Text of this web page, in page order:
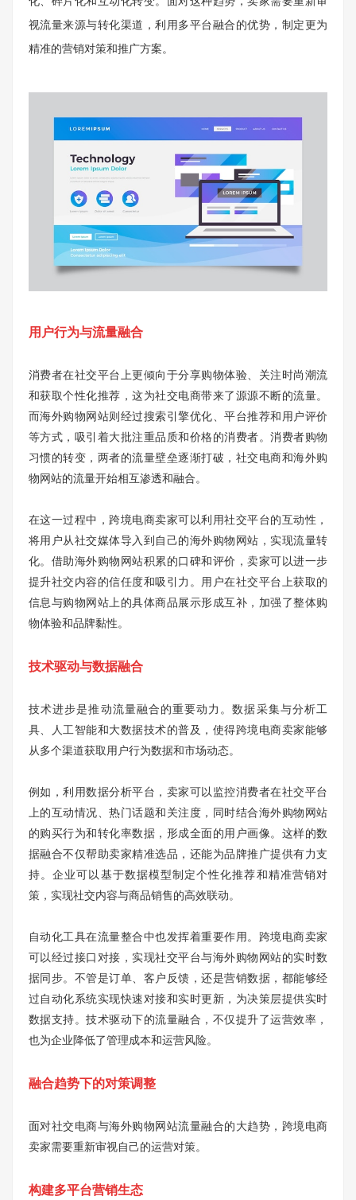
视流量来源与转化渠道，利用多平台融合的优势，制定更为
精准的营销对策和推广方案。
用户行为与流量融合
消费者在社交平台上更倾向于分享购物体验、关注时尚潮流
和获取个性化推荐，这为社交电商带来了源源不断的流量。
而海外购物网站则经过搜索引擎优化、平台推荐和用户评价
等方式，吸引着大批注重品质和价格的消费者。消费者购物
习惯的转变，两者的流量壁垒逐渐打破，社交电商和海外购
物网站的流量开始相互渗透和融合。
在这一过程中，跨境电商卖家可以利用社交平台的互动性，
将用户从社交媒体导入到自己的海外购物网站，实现流量转
化。借助海外购物网站积累的口碑和评价，卖家可以进一步
提升社交内容的信任度和吸引力。用户在社交平台上获取的
信息与购物网站上的具体商品展示形成互补，加强了整体购
物体验和品牌黏性。
技术驱动与数据融合
技术进步是推动流量融合的重要动力。数据采集与分析工
具、人工智能和大数据技术的普及，使得跨境电商卖家能够
从多个渠道获取用户行为数据和市场动态。
例如，利用数据分析平台，卖家可以监控消费者在社交平台
上的互动情况、热门话题和关注度，同时结合海外购物网站
的购买行为和转化率数据，形成全面的用户画像。这样的数
据融合不仅帮助卖家精准选品，还能为品牌推广提供有力支
持。企业可以基于数据模型制定个性化推荐和精准营销对
策，实现社交内容与商品销售的高效联动。
自动化工具在流量整合中也发挥着重要作用。跨境电商卖家
可以经过接口对接，实现社交平台与海外购物网站的实时数
据同步。不管是订单、客户反馈，还是营销数据，都能够经
过自动化系统实现快速对接和实时更新，为决策层提供实时
数据支持。技术驱动下的流量融合，不仅提升了运营效率，
也为企业降低了管理成本和运营风险。
融合趋势下的对策调整
面对社交电商与海外购物网站流量融合的大趋势，跨境电商
卖家需要重新审视自己的运营对策。
构建多平台营销生态